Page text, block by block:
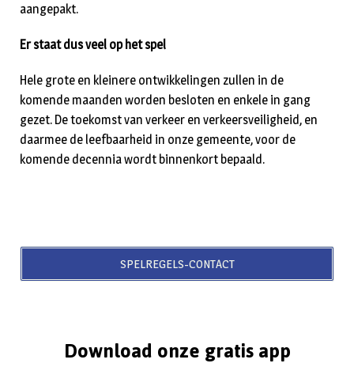
aangepakt.
Er staat dus veel op het spel
Hele grote en kleinere ontwikkelingen zullen in de
komende maanden worden besloten en enkele in gang
gezet. De toekomst van verkeer en verkeersveiligheid, en
daarmee de leefbaarheid in onze gemeente, voor de
komende decennia wordt binnenkort bepaald.
SPELREGELS-CONTACT
Download onze gratis app